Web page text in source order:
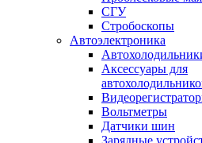
СГУ
Стробоскопы
Автоэлектроника
Аксессуары для
Вольтметры
Датчики шин
Зарядные